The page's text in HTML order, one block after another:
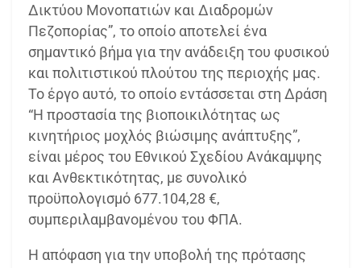
Δικτύου Μονοπατιών και Διαδρομών
Πεζοπορίας”, το οποίο αποτελεί ένα
σημαντικό βήμα για την ανάδειξη του φυσικού
και πολιτιστικού πλούτου της περιοχής μας.
Το έργο αυτό, το οποίο εντάσσεται στη Δράση
“Η προστασία της βιοποικιλότητας ως
κινητήριος μοχλός βιώσιμης ανάπτυξης”,
είναι μέρος του Εθνικού Σχεδίου Ανάκαμψης
και Ανθεκτικότητας, με συνολικό
προϋπολογισμό 677.104,28 €,
συμπεριλαμβανομένου του ΦΠΑ.
Η απόφαση για την υποβολή της πρότασης